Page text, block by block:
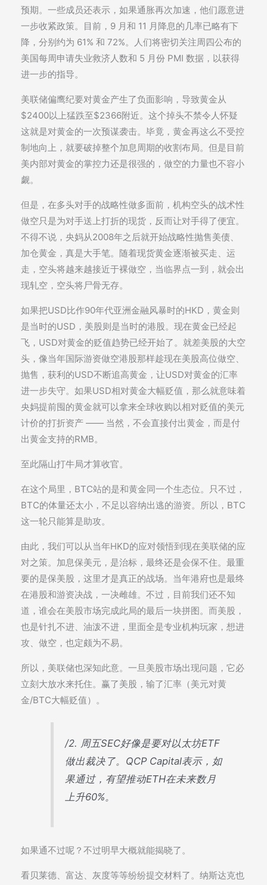
预期。一些成员还表示，如果通胀再次加速，他们愿意进
一步收紧政策。目前，9 月和 11 月降息的几率已略有下
降，分别约为 61% 和 72%。人们将密切关注周四公布的
美国每周申请失业救济人数和 5 月份 PMI 数据，以获得
进一步的指导。
美联储偏鹰纪要对黄金产生了负面影响，导致黄金从
$2400以上猛跌至$2366附近。这个掉头不禁令人怀疑
这就是对黄金的一次预谋袭击。毕竟，黄金再这么不受控
制地向上，就要破掉整个加息周期的收割布局。但是目前
美内部对黄金的掌控力还是很强的，做空的力量也不容小
觑。
但是，在多头对手的战略性做多面前，机构空头的战术性
做空只是为对手送上打折的现货，反而让对手得了便宜。
不得不说，央妈从2008年之后就开始战略性抛售美债、
加仓黄金，真是大手笔。随着现货黄金逐渐被买走、运
走，空头将越来越接近于裸做空，当临界点一到，就会出
现轧空，空头将尸骨无存。
如果把USD比作90年代亚洲金融风暴时的HKD，黄金则
是当时的USD，美股则是当时的港股。现在黄金已经起
飞，USD对黄金的贬值趋势已经开始了。就差美股的大空
头，像当年国际游资做空港股那样趁现在美股高位做空、
抛售，获利的USD不断追高黄金，让USD对黄金的汇率
进一步失守。如果USD相对黄金大幅贬值，那么就意味着
央妈提前囤的黄金就可以拿来全球收购以相对贬值的美元
计价的打折资产 —— 当然，不会直接付出黄金，而是付
出黄金支持的RMB。
至此隔山打牛局才算收官。
在这个局里，BTC站的是和黄金同一个生态位。只不过，
BTC的体量还太小，不足以容纳出逃的游资。所以，BTC
这一轮只能算是助攻。
由此，我们可以从当年HKD的应对领悟到现在美联储的应
对之策。加息保美元，是治标，最终还是会保不住。最重
要的是保美股，这里才是真正的战场。当年港府也是最终
在港股和游资决战，一决雌雄。不过，目前我们还不知
道，谁会在美股市场完成此局的最后一块拼图。而美股，
也是针扎不进、油泼不进，里面全是专业机构玩家，想进
攻、做空，也定颇为不易。
所以，美联储也深知此意。一旦美股市场出现问题，它必
立刻大放水来托住。赢了美股，输了汇率（美元对黄
金/BTC大幅贬值）。
/2. 周五SEC好像是要对以太坊ETF
做出裁决了。QCP Capital表示，如
果通过，有望推动ETH在未来数月
上升60%。
如果通不过呢？不过明早大概就能揭晓了。
看贝莱德、富达、灰度等等纷纷提交材料了。纳斯达克也